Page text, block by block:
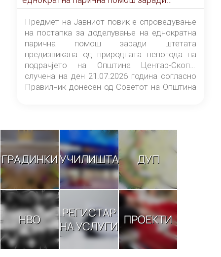
штетата предизвикана од природната
непогода на подрачјето на Општина
Центар-Скопје случена на ден 21.07.2026
година
Предмет на Јавниот повик е спроведување
на постапка за доделување на еднократна
парична помош заради штетата
предизвикана од природната непогода на
подрачјето на Општина Центар-Скопје
случена на ден 21.07.2026 година согласно
Правилник донесен од Советот на Општина
ГРАДИНКИУЧИЛИШТА ДУП
НВО
РЕГИСТАР
НА УСЛУГИ ПРОЕКТИ